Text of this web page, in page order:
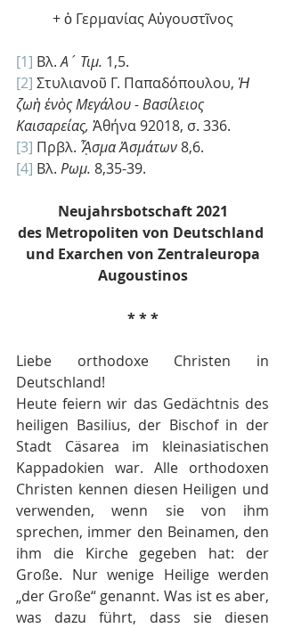
+ ὁ Γερμανίας Αὐγουστῖνος
[1] Βλ. Α´ Τιμ. 1,5.
[2] Στυλιανοῦ Γ. Παπαδόπουλου, Ἡ
ζωὴ ἑνὸς Μεγάλου - Βασίλειος
Καισαρείας, Ἀθήνα 92018, σ. 336.
[3] Πρβλ. ᾎσμα Ἀσμάτων 8,6.
[4] Βλ. Ρωμ. 8,35-39.
Neujahrsbotschaft 2021
des Metropoliten von Deutschland
und Exarchen von Zentraleuropa
Augoustinos
* * *
Liebe orthodoxe Christen in
Deutschland!
Heute feiern wir das Gedächtnis des
heiligen Basilius, der Bischof in der
Stadt Cäsarea im kleinasiatischen
Kappadokien war. Alle orthodoxen
Christen kennen diesen Heiligen und
verwenden, wenn sie von ihm
sprechen, immer den Beinamen, den
ihm die Kirche gegeben hat: der
Große. Nur wenige Heilige werden
„der Große“ genannt. Was ist es aber,
was dazu führt, dass sie diesen